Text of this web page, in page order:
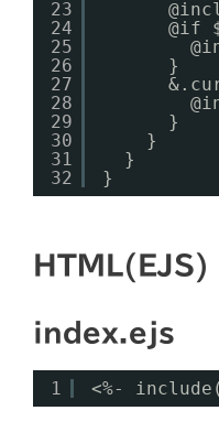
23
24
25
26
27
28
29
30
31
32
@if
}
}
}
}
}
HTML(EJS)
index.ejs
1 <%-